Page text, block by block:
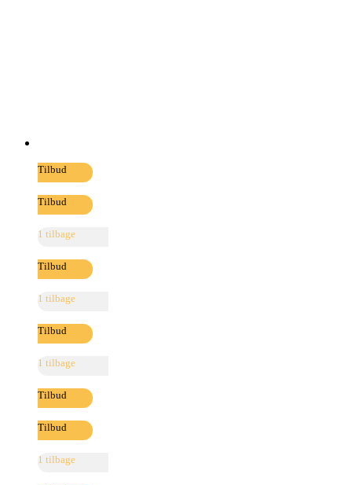
Tilbud
Tilbud
1 tilbage
Tilbud
1 tilbage
Tilbud
1 tilbage
Tilbud
Tilbud
1 tilbage